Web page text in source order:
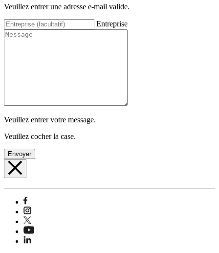
Veuillez entrer une adresse e-mail valide.
Entreprise
Veuillez entrer votre message.
Veuillez cocher la case.
Envoyer